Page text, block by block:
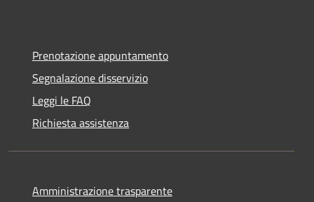
Prenotazione appuntamento
Segnalazione disservizio
Leggi le FAQ
Richiesta assistenza
Amministrazione trasparente